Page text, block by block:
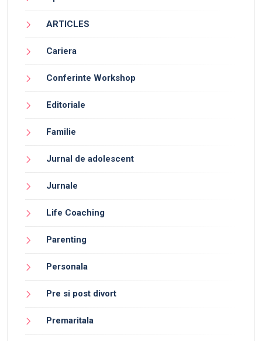
ARTICLES
Cariera
Conferinte Workshop
Editoriale
Familie
Jurnal de adolescent
Jurnale
Life Coaching
Parenting
Personala
Pre si post divort
Premaritala